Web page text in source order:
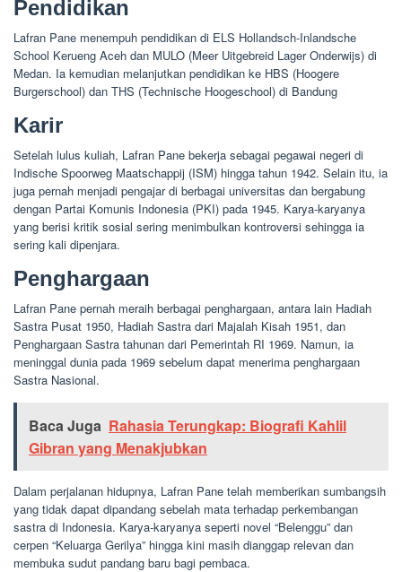
Pendidikan
Lafran Pane menempuh pendidikan di ELS Hollandsch-Inlandsche
School Kerueng Aceh dan MULO (Meer Uitgebreid Lager Onderwijs) di
Medan. Ia kemudian melanjutkan pendidikan ke HBS (Hoogere
Burgerschool) dan THS (Technische Hoogeschool) di Bandung
Karir
Setelah lulus kuliah, Lafran Pane bekerja sebagai pegawai negeri di
Indische Spoorweg Maatschappij (ISM) hingga tahun 1942. Selain itu, ia
juga pernah menjadi pengajar di berbagai universitas dan bergabung
dengan Partai Komunis Indonesia (PKI) pada 1945. Karya-karyanya
yang berisi kritik sosial sering menimbulkan kontroversi sehingga ia
sering kali dipenjara.
Penghargaan
Lafran Pane pernah meraih berbagai penghargaan, antara lain Hadiah
Sastra Pusat 1950, Hadiah Sastra dari Majalah Kisah 1951, dan
Penghargaan Sastra tahunan dari Pemerintah RI 1969. Namun, ia
meninggal dunia pada 1969 sebelum dapat menerima penghargaan
Sastra Nasional.
Baca Juga Rahasia Terungkap: Biografi Kahlil
Gibran yang Menakjubkan
Dalam perjalanan hidupnya, Lafran Pane telah memberikan sumbangsih
yang tidak dapat dipandang sebelah mata terhadap perkembangan
sastra di Indonesia. Karya-karyanya seperti novel “Belenggu” dan
cerpen “Keluarga Gerilya” hingga kini masih dianggap relevan dan
membuka sudut pandang baru bagi pembaca.